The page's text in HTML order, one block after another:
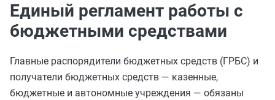
Единый регламент работы с
бюджетными средствами
Главные распорядители бюджетных средств (ГРБС) и
получатели бюджетных средств — казенные,
бюджетные и автономные учреждения — обязаны